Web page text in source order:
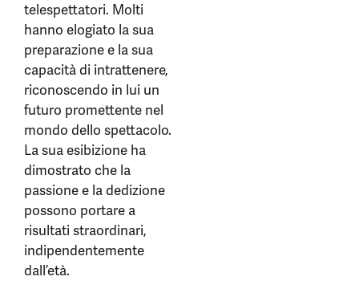
telespettatori. Molti
hanno elogiato la sua
preparazione e la sua
capacità di intrattenere,
riconoscendo in lui un
futuro promettente nel
mondo dello spettacolo.
La sua esibizione ha
dimostrato che la
passione e la dedizione
possono portare a
risultati straordinari,
indipendentemente
dall’età.